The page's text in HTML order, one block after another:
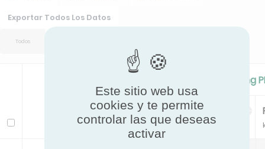
Exportar Todos Los Datos
Todos
Modelo
Standard Cooling/Cooling
Pc
kW
EER
Este sitio web usa
cookies y te permite
controlar las que deseas
activar